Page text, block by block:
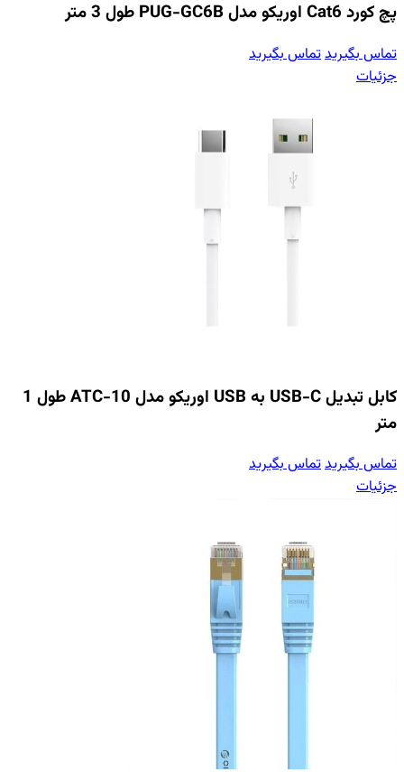
پچ کورد Cat6 اوریکو مدل PUG-GC6B طول 3 متر
تماس بگیریدتماس بگیرید
جزئیات
کابل تبدیل USB-C به USB اوریکو مدل ATC-10 طول 1
متر
تماس بگیریدتماس بگیرید
جزئیات